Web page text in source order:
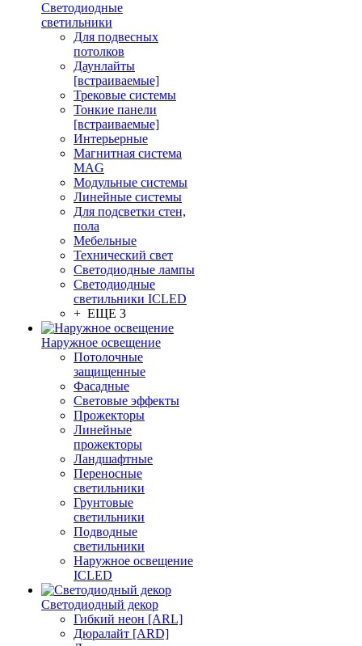
Светодиодные
светильники
Для подвесных
потолков
Даунлайты
[встраиваемые]
Трековые системы
Тонкие панели
[встраиваемые]
Интерьерные
Магнитная система
MAG
Модульные системы
Линейные системы
Для подсветки стен,
пола
Мебельные
Технический свет
Светодиодные лампы
Светодиодные
светильники ICLED
+ ЕЩЕ 3
Наружное освещение
Потолочные
защищенные
Фасадные
Световые эффекты
Прожекторы
Линейные
прожекторы
Ландшафтные
Переносные
светильники
Грунтовые
светильники
Подводные
светильники
Наружное освещение
ICLED
Светодиодный декор
Гибкий неон [ARL]
Дюралайт [ARD]